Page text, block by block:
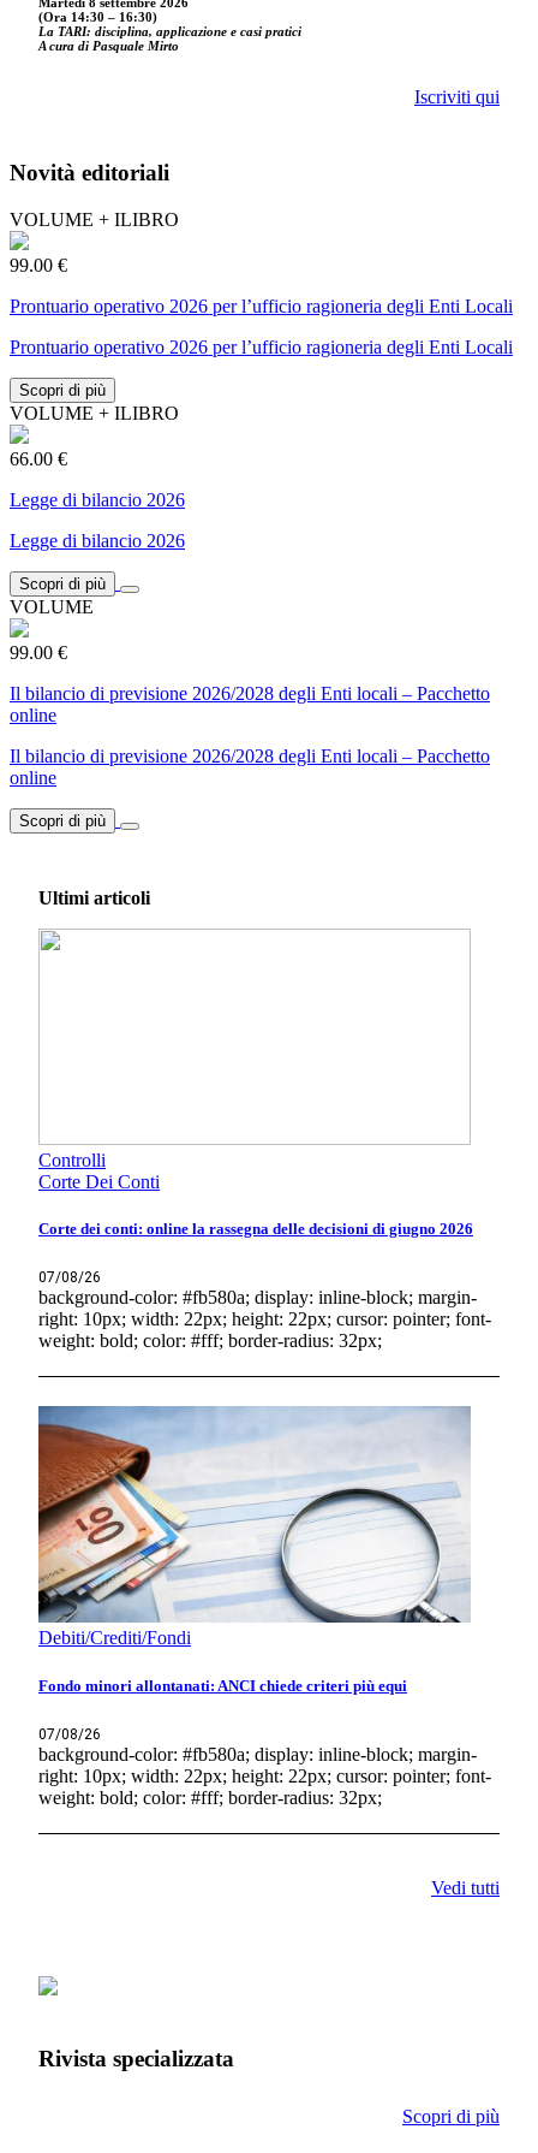
(Ora 14:30 – 16:30)
La TARI: disciplina, applicazione e casi pratici
A cura di Pasquale Mirto
Iscriviti qui
Novità editoriali
VOLUME + ILIBRO
99.00 €
Prontuario operativo 2026 per l’ufficio ragioneria degli Enti Locali
Prontuario operativo 2026 per l’ufficio ragioneria degli Enti Locali
Scopri di più
VOLUME + ILIBRO
66.00 €
Legge di bilancio 2026
Legge di bilancio 2026
Scopri di più
VOLUME
99.00 €
Il bilancio di previsione 2026/2028 degli Enti locali – Pacchetto
online
Il bilancio di previsione 2026/2028 degli Enti locali – Pacchetto
online
Scopri di più
Ultimi articoli
Controlli
Corte Dei Conti
Corte dei conti: online la rassegna delle decisioni di giugno 2026
07/08/26
background-color: #fb580a; display: inline-block; margin-
right: 10px; width: 22px; height: 22px; cursor: pointer; font-
weight: bold; color: #fff; border-radius: 32px;
Debiti/Crediti/Fondi
Fondo minori allontanati: ANCI chiede criteri più equi
07/08/26
background-color: #fb580a; display: inline-block; margin-
right: 10px; width: 22px; height: 22px; cursor: pointer; font-
weight: bold; color: #fff; border-radius: 32px;
Vedi tutti
Rivista specializzata
Scopri di più